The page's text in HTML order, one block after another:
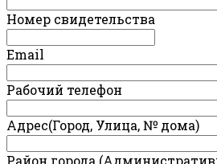
Номер свидетельства
Email
Рабочий телефон
Адрес(Город, Улица, № дома)
Район города